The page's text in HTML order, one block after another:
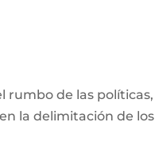
rumbo de las políticas,
la delimitación de los